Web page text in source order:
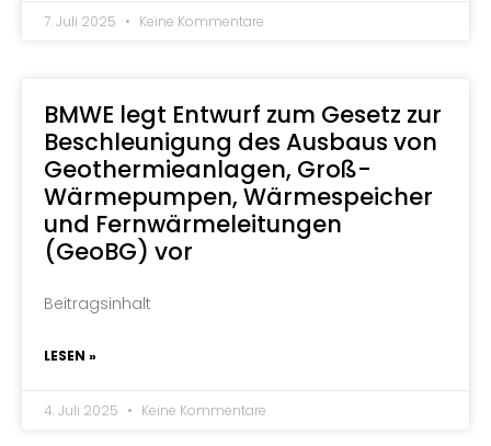
7. Juli 2025 Keine Kommentare
BMWE legt Entwurf zum Gesetz zur
Beschleunigung des Ausbaus von
Geothermieanlagen, Groß-
Wärmepumpen, Wärmespeicher
und Fernwärmeleitungen
(GeoBG) vor
Beitragsinhalt
LESEN »
4. Juli 2025 Keine Kommentare